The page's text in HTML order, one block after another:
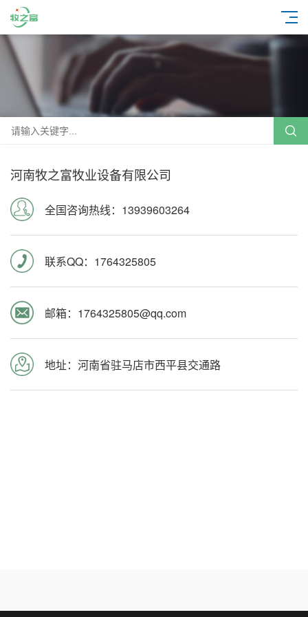
河南牧之富牧业设备有限公司
全国咨询热线：13939603264
联系QQ：1764325805
邮箱：1764325805@qq.com
地址：河南省驻马店市西平县交通路